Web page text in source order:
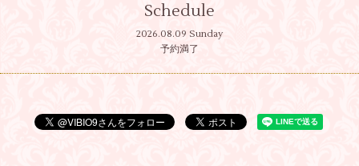
Schedule
2026.08.09 Sunday
予約満了